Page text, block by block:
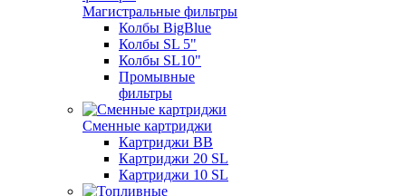
Магистральные фильтры
Колбы BigBlue
Колбы SL 5"
Колбы SL10"
Промывные
фильтры
Сменные картриджи
Картриджи BB
Картриджи 20 SL
Картриджи 10 SL